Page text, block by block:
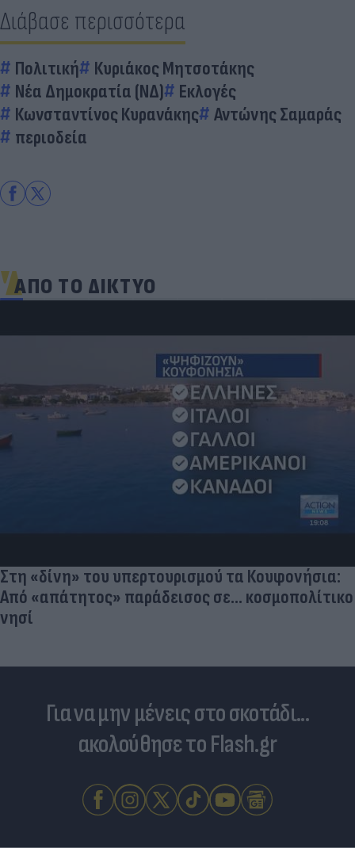
Διάβασε περισσότερα
Πολιτική
Κυριάκος Μητσοτάκης
Νέα Δημοκρατία (ΝΔ)
Εκλογές
Κωνσταντίνος Κυρανάκης
Αντώνης Σαμαράς
περιοδεία
ΑΠΟ ΤΟ ΔΙΚΤΥΟ
Στη «δίνη» του υπερτουρισμού τα Κουφονήσια:
Από «απάτητος» παράδεισος σε... κοσμοπολίτικο
νησί
Για να μην μένεις στο σκοτάδι...
ακολούθησε το Flash.gr